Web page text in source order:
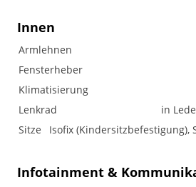
Innen
Armlehnen
Fensterheber
Klimatisierung
Lenkrad
in
Sitze
Isofix (Kindersitzbefestigung),
Infotainment &